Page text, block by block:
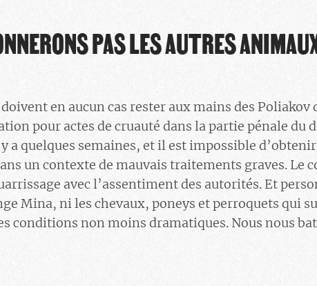
PAS LES AUTRES
en aucun cas rester aux mains des Poliakov
pour actes de cruauté dans la partie pénale du
a quelques semaines, et il est impossible
un contexte de mauvais traitements graves. Le
avec l’assentiment des autorités. Et
Mina, ni les chevaux, poneys et perroquets qui
conditions non moins dramatiques. Nous nous